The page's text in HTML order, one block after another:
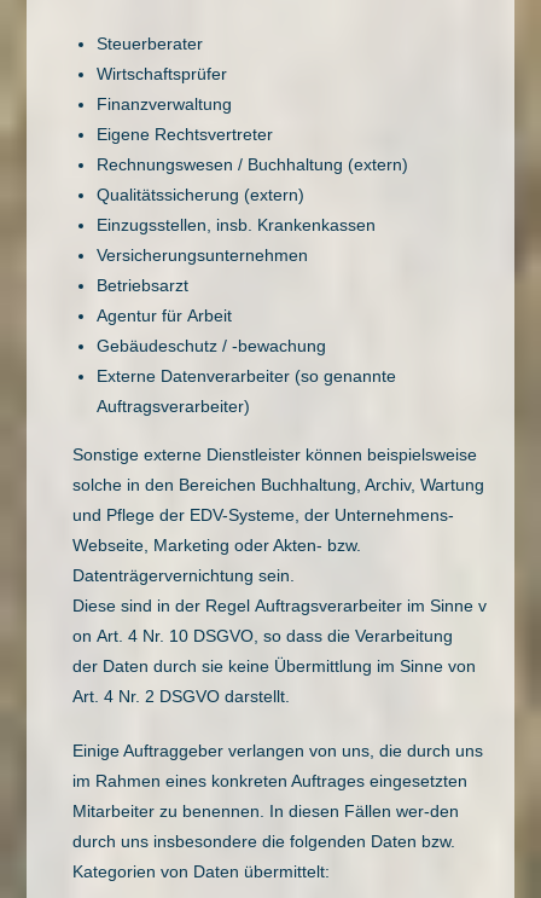
Steuerberater
Wirtschaftsprüfer
Finanzverwaltung
Eigene Rechtsvertreter
Rechnungswesen / Buchhaltung (extern)
Qualitätssicherung (extern)
Einzugsstellen, insb. Krankenkassen
Versicherungsunternehmen
Betriebsarzt
Agentur für Arbeit
Gebäudeschutz / -bewachung
Externe Datenverarbeiter (so genannte
Auftragsverarbeiter)
Sonstige externe Dienstleister können beispielsweise
solche in den Bereichen Buchhaltung, Archiv, Wartung
und Pflege der EDV-Systeme, der Unternehmens-
Webseite, Marketing oder Akten- bzw.
Datenträgervernichtung sein.
Diese sind in der Regel Auftragsverarbeiter im Sinne v
on Art. 4 Nr. 10 DSGVO, so dass die Verarbeitung
der Daten durch sie keine Übermittlung im Sinne von
Art. 4 Nr. 2 DSGVO darstellt.
Einige Auftraggeber verlangen von uns, die durch uns
im Rahmen eines konkreten Auftrages eingesetzten
Mitarbeiter zu benennen. In diesen Fällen wer-den
durch uns insbesondere die folgenden Daten bzw.
Kategorien von Daten übermittelt: